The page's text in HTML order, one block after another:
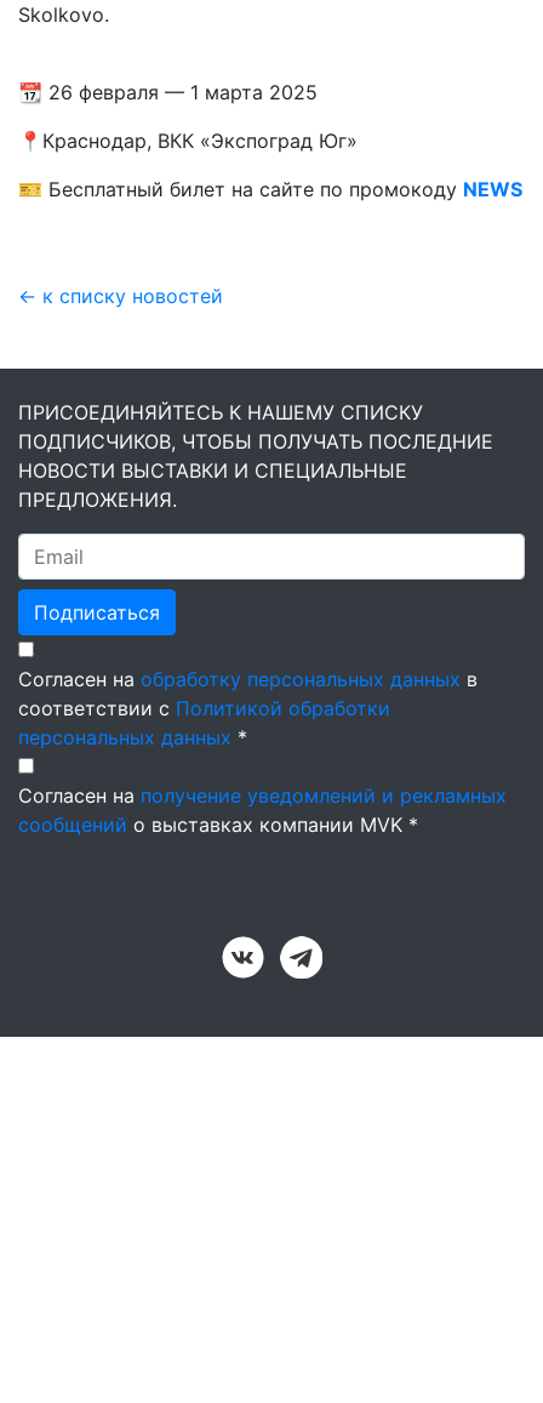
Skolkovo.
📆 26 февраля — 1 марта 2025
📍Краснодар, ВКК «Экспоград Юг»
🎫 Бесплатный билет на сайте по промокоду NEWS
← к списку новостей
ПРИСОЕДИНЯЙТЕСЬ К НАШЕМУ СПИСКУ
ПОДПИСЧИКОВ, ЧТОБЫ ПОЛУЧАТЬ ПОСЛЕДНИЕ
НОВОСТИ ВЫСТАВКИ И СПЕЦИАЛЬНЫЕ
ПРЕДЛОЖЕНИЯ.
Подписаться
Согласен на обработку персональных данных в
соответствии с Политикой обработки
персональных данных *
Согласен на получение уведомлений и рекламных
сообщений о выставках компании MVK *